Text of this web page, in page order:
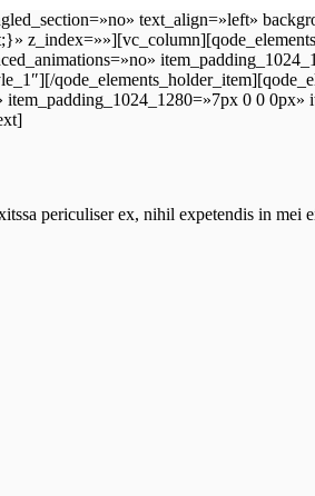
text_align=»left»
0 0
periculiser ex, nihil expetendis in mei